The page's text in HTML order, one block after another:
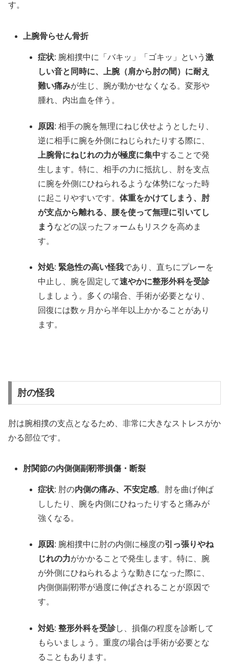
す。
上腕骨らせん骨折
症状: 腕相撲中に「バキッ」「ゴキッ」という激
しい音と同時に、上腕（肩から肘の間）に耐え
難い痛みが生じ、腕が動かせなくなる。変形や
腫れ、内出血を伴う。
原因 : 相手の腕を無理にねじ伏せようとしたり、
逆に相手に腕を外側にねじられたりする際に、
上腕骨にねじれの力が極度に集中することで発
生します。特に、相手の力に抵抗し、肘を支点
に腕を外側にひねられるような体勢になった時
に起こりやすいです。体重をかけてしまう、肘
が支点から離れる、腰を使って無理に引いてし
まう などの誤ったフォームもリスクを高めま
す。
対処: 緊急性の高い怪我であり、直ちにプレーを
中止し、腕を固定して速やかに整形外科を受診
しましょう。多くの場合、手術が必要となり、
回復には数ヶ月から半年以上かかることがあり
ます。
肘の怪我
肘は腕相撲の支点となるため、非常に大きなストレスがか
かる部位です。
肘関節の内側側副靭帯損傷・断裂
症状: 肘の内側の痛み、不安定感。肘を曲げ伸ば
ししたり、腕を内側にひねったりすると痛みが
強くなる。
原因 : 腕相撲中に肘の内側に極度の引っ張りやね
じれの力がかかることで発生します。特に、腕
が外側にひねられるような動きになった際に、
内側側副靭帯が過度に伸ばされることが原因で
す。
対処:整形外科を受診し、損傷の程度を診断して
もらいましょう。重度の場合は手術が必要とな
ることもあります。